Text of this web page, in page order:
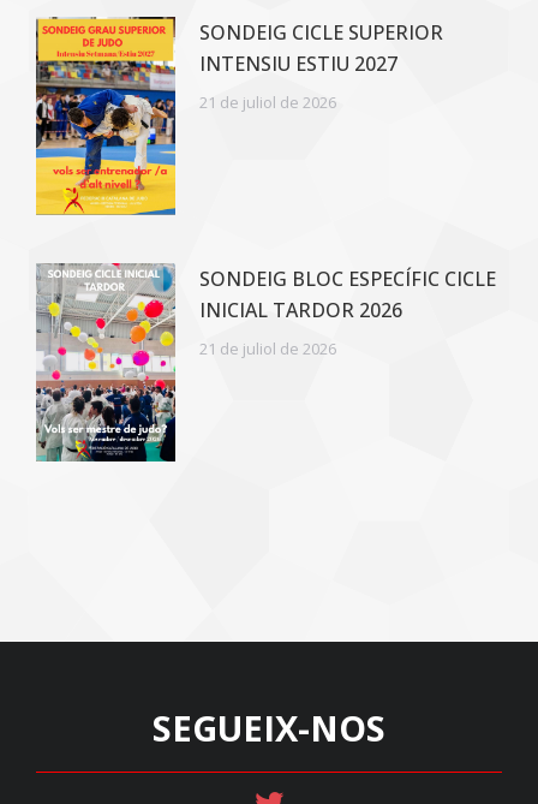
SONDEIG CICLE SUPERIOR
INTENSIU ESTIU 2027
21 de juliol de 2026
SONDEIG BLOC ESPECÍFIC CICLE
INICIAL TARDOR 2026
21 de juliol de 2026
SEGUEIX-NOS